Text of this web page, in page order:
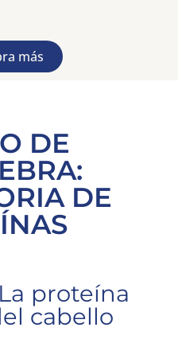
más
DE
DE
proteína
cabello